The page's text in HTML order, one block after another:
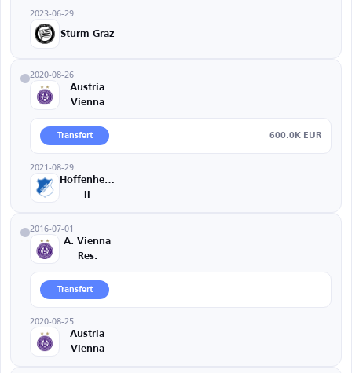
2023-06-29
Sturm Graz
2020-08-26
Austria
Vienna
Transfert 600.0K EUR
2021-08-29
Hoffenheim
2016-07-01
A. Vienna
Res.
Transfert
2020-08-25
Austria
Vienna